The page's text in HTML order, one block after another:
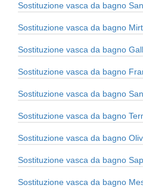
Sostituzione vasca da bagno
Sostituzione vasca da bagno
Sostituzione vasca da bagno
Sostituzione vasca da bagno
Sostituzione vasca da bagno
Sostituzione vasca da bagno
Sostituzione vasca da bagno
Sostituzione vasca da bagno
Sostituzione vasca da bagno